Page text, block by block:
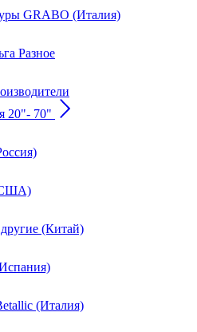
GRABO (Италия)
Разное
20"- 70"
(Китай)
(Италия)